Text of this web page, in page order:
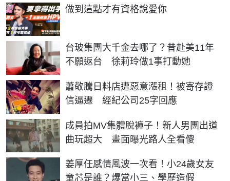
做到這點才有資格說愛你
PR
台玻集團大千金去哪了？昔赴美11年
不願返台 徐莉玲做1事打動她
蕭敬騰日料店遭惡意漲租！被寄存證
信逼遷 經紀公司25字回應
成員拍MV集體脫褲子！新人男團出道
曲玩超大 畫面曝光路人全看傻
姜厚任感情風波一次看！小24歲女友
童芯是誰？爆當小三、學歷造假